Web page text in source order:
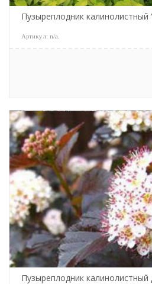
Пузыреплодник калинолистный
Артикул: n/a
Пузыреплодник